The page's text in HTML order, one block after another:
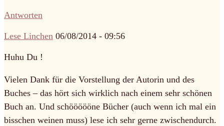
Antworten
Lese Linchen 06/08/2014 - 09:56
Huhu Du !
Vielen Dank für die Vorstellung der Autorin und des
Buches – das hört sich wirklich nach einem sehr schönen
Buch an. Und schöööööne Bücher (auch wenn ich mal ein
bisschen weinen muss) lese ich sehr gerne zwischendurch.